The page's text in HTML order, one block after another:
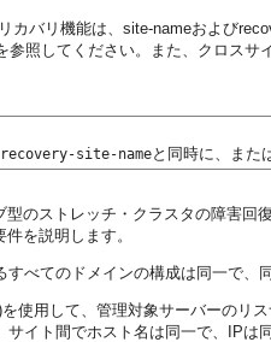
カバリ機能は、site-nameおよび
参照してください。また、クロスサ
recovery-site-nameと同時に、また
型のストレッチ・クラスタの障害
を説明します。
すべてのドメインの構成は同一で
使用して、管理対象サーバーのリ
サイト間でホスト名は同一で、IP